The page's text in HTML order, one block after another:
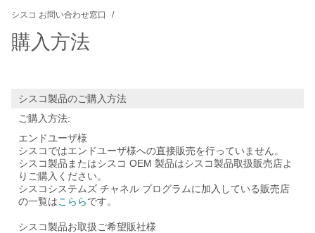
シスコ お問い合わせ窓口
購入方法
シスコ製品のご購入方法
ご購入方法:
エンドユーザ様
シスコではエンドユーザ様への直接販売を行っていません。
シスコ製品またはシスコ OEM 製品はシスコ製品取扱販売店よ
りご購入ください。
シスコシステムズ チャネル プログラムに加入している販売店
の一覧はこららです。
シスコ製品お取扱ご希望販社様